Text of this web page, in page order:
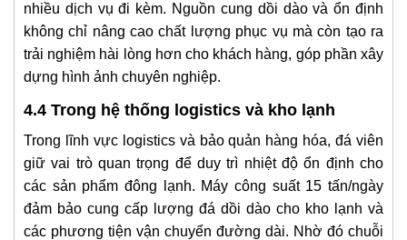
nhiều dịch vụ đi kèm. Nguồn cung dồi dào và ổn định
không chỉ nâng cao chất lượng phục vụ mà còn tạo ra
trải nghiệm hài lòng hơn cho khách hàng, góp phần xây
dựng hình ảnh chuyên nghiệp.
4.4 Trong hệ thống logistics và kho lạnh
Trong lĩnh vực logistics và bảo quản hàng hóa, đá viên
giữ vai trò quan trọng để duy trì nhiệt độ ổn định cho
các sản phẩm đông lạnh. Máy công suất 15 tấn/ngày
đảm bảo cung cấp lượng đá dồi dào cho kho lạnh và
các phương tiện vận chuyển đường dài. Nhờ đó chuỗi